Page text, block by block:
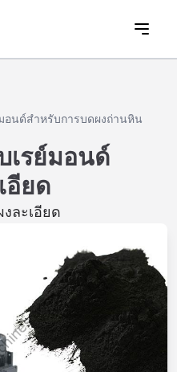
มอนด์สำหรับการบดผงถ่านหิน
เรย์มอนด์
อียด
ละเอียด